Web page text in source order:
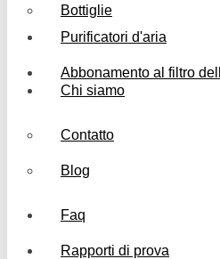
Bottiglie
Purificatori d'aria
Abbonamento al filtro
Chi siamo
Contatto
Blog
Faq
Rapporti di prova